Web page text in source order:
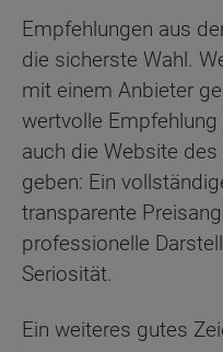
Empfehlungen aus
die sicherste Wahl.
mit einem Anbieter
wertvolle
auch die Website
geben: Ein
transparente
professionelle
Seriosität.
Ein weiteres gutes